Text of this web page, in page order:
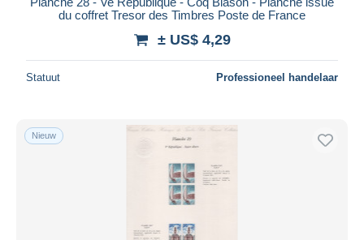
du coffret Tresor des Timbres Poste de France
± US$ 4,29
Statuut Professioneel handelaar
Nieuw